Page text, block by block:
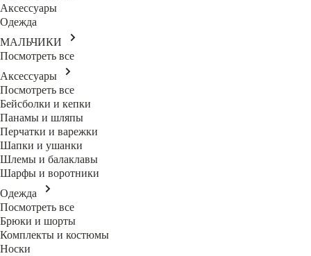
Аксессуары
Одежда
МАЛЬЧИКИ
Посмотреть все
Аксессуары
Посмотреть все
Бейсболки и кепки
Панамы и шляпы
Перчатки и варежки
Шапки и ушанки
Шлемы и балаклавы
Шарфы и воротники
Одежда
Посмотреть все
Брюки и шорты
Комплекты и костюмы
Носки